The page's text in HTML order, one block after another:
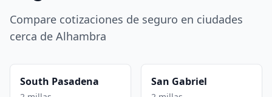
Compare cotizaciones de seguro en ciudades
cerca de Alhambra
South Pasadena San Gabriel